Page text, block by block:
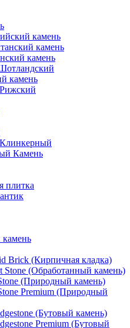
камень
камень
камень
камень
Камень
плитка
Brick (Кирпичная кладка)
Stone (Обработанный камень)
(Природный камень)
Premium (Природный
(Бутовый камень)
Premium (Бутовый